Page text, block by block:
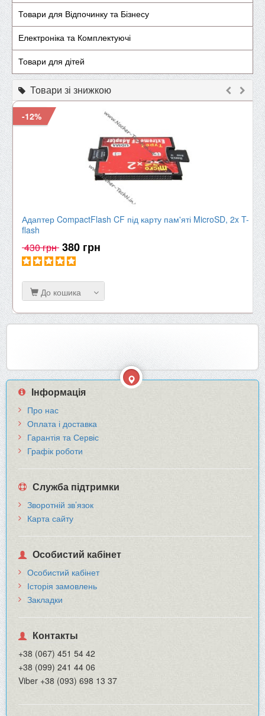
Товари для Відпочинку та Бізнесу
Електроніка та Комплектуючі
Товари для дітей
Товари зі знижкою
-12%
Адаптер CompactFlash CF під карту пам'яті MicroSD, 2x T-
flash
430 грн 380 грн
До кошика
Інформація
Про нас
Оплата і доставка
Гарантія та Сервіс
Графік роботи
Служба підтримки
Зворотній зв’язок
Карта сайту
Особистий кабінет
Особистий кабінет
Історія замовлень
Закладки
Контакты
+38 (067) 451 54 42
+38 (099) 241 44 06
Viber +38 (093) 698 13 37